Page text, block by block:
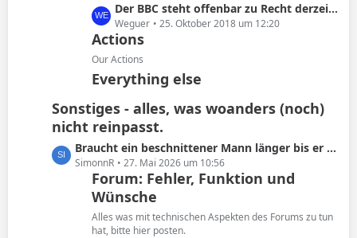
L
e
t
z
t
e
B
e
i
t
r
ä
g
e
Der BBC steht offenbar zu Recht derzeit in der Kritik
Weguer 25. Oktober 2018 um 12:20
Actions
Our Actions
Everything else
Sonstiges - alles, was woanders (noch)
nicht reinpasst.
L
e
Braucht ein beschnittener Mann länger bis er kommt oder ist das Schwachsinn?
SimonnR 27. Mai 2026 um 10:56
Forum: Fehler, Funktion und
Wünsche
Alles was mit technischen Aspekten des Forums zu tun
hat, bitte hier posten.